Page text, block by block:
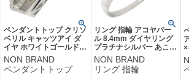
ペンダントトップ クリソ
ベリル キャッツアイ ダ
イヤ ホワイトゴールド
18K 18金 ネックレスト
ップ 天然石 オーバル 猫
目石 【中古】
NON BRAND
ペンダントトップ
リング 指輪 アコヤパー
ル 8.4mm ダイヤリング
プラチナシルバー あこや
真珠 1粒 1P ピンク 白 ラ
ウンドシェイプ プラチナ
900 16号 【中古】
NON BRAND
リング 指輪
×